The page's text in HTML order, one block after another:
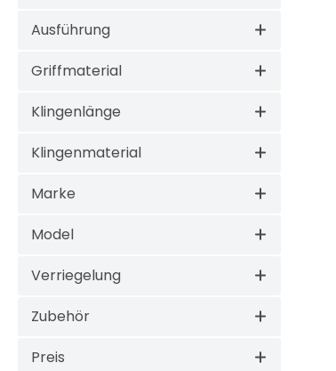
Ausführung
Griffmaterial
Klingenlänge
Klingenmaterial
Marke
Model
Verriegelung
Zubehör
Preis